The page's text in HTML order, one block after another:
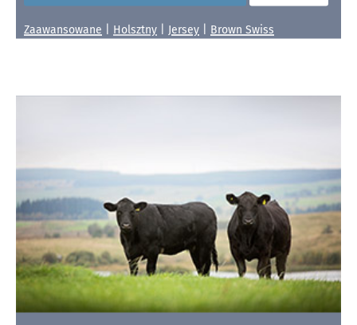
Zaawansowane Holsztny Jersey Brown Swiss